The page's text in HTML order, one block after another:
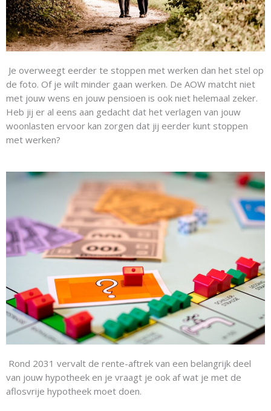
Je overweegt eerder te stoppen met werken dan het stel op
de foto. Of je wilt minder gaan werken. De AOW matcht niet
met jouw wens en jouw pensioen is ook niet helemaal zeker.
Heb jij er al eens aan gedacht dat het verlagen van jouw
woonlasten ervoor kan zorgen dat jij eerder kunt stoppen
met werken?
Rond 2031 vervalt de rente-aftrek van een belangrijk deel
van jouw hypotheek en je vraagt je ook af wat je met de
aflosvrije hypotheek moet doen.